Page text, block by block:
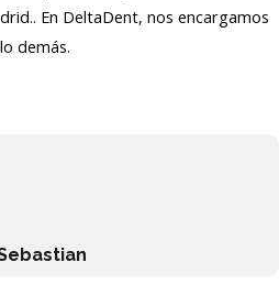
En DeltaDent, nos encargamos
demás.